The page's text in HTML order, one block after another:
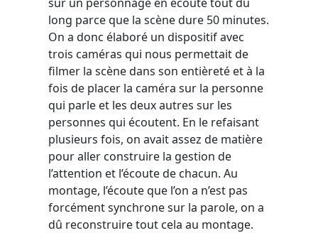
long parce que la scène dure 50 minutes.
On a donc élaboré un dispositif avec
trois caméras qui nous permettait de
filmer la scène dans son entièreté et à la
fois de placer la caméra sur la personne
qui parle et les deux autres sur les
personnes qui écoutent. En le refaisant
plusieurs fois, on avait assez de matière
pour aller construire la gestion de
l’attention et l’écoute de chacun. Au
montage, l’écoute que l’on a n’est pas
forcément synchrone sur la parole, on a
dû reconstruire tout cela au montage.